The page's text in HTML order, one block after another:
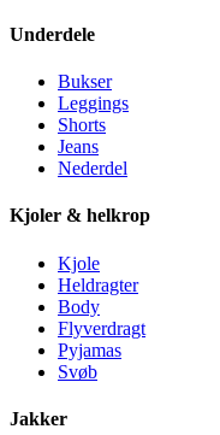
Underdele
Bukser
Leggings
Shorts
Jeans
Nederdel
Kjoler & helkrop
Kjole
Heldragter
Body
Flyverdragt
Pyjamas
Svøb
Jakker